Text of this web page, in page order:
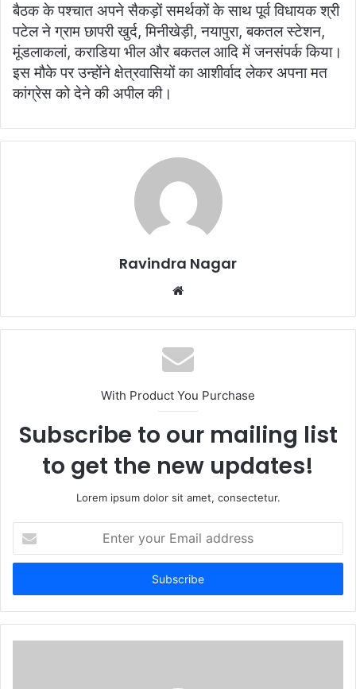
बैठक के पश्चात अपने सैकड़ों समर्थकों के साथ पूर्व विधायक श्री
पटेल ने ग्राम छापरी खुर्द, मिनीखेड़ी, नयापुरा, बकतल स्टेशन,
मूंडलाकलां, कराडिया भील और बकतल आदि में जनसंपर्क किया।
इस मौके पर उन्होंने क्षेत्रवासियों का आशीर्वाद लेकर अपना मत
कांग्रेस को देने की अपील की।
Ravindra Nagar
b
s
i
e
With Product You Purchase
Subscribe to our mailing list
to get the new updates!
Lorem ipsum dolor sit amet, consectetur.
t
r
y